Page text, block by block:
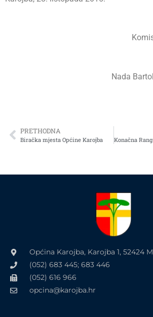
Nada
PRETHODNA
Biračka mjesta Općine Karojba
Općina Karojba, Karojba 1, 52424
(052) 683 445; 683 446
(052) 616 966
opcina@karojba.hr